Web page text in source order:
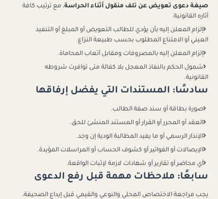
صيغة دعوى تعويض عن تلف منقول أثناء الحراسة، مع ترتيب كافة
آثاره القانونية.
إلزام المعلن إليه بأن يؤدي للطالب التعويض أو المبلغ أو التنفيذ
العيني أو الامتناع المطلوب بحسب طبيعة النزاع.
إلزام المعلن إليه بالمصروفات ومقابل أتعاب المحاماة.
شمول الحكم بالنفاذ المعجل بلا كفالة متى توافرت شروطه
القانونية.
سادسًا: المستندات التي يفضل إرفاقها
صورة بطاقة أو سند صفة الطالب.
العقد أو المحرر أو القرار أو المستند المنشئ للحق.
الإنذار الرسمي أو ما يفيد المطالبة الودية إن وجد.
الإيصالات أو الفواتير أو كشوف الحساب أو المراسلات المؤيدة.
أي محاضر أو تقارير أو شهادات لازمة لإثبات الواقعة.
سابعًا: ملاحظات مهمة قبل رفع الدعوى
يجب مراجعة الاختصاص المحلي والنوعي والقيمي قبل إيداع الصحيفة،